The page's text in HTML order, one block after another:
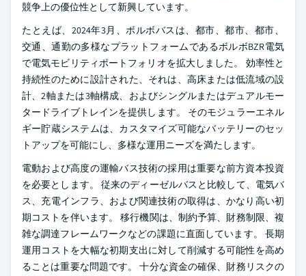
競争上の優位性として新興しています。
たとえば、2024年3月、ボルボバスは、都市、都市、都市、
交通、通勤の多様なプラットフォームであるボルボBZR電気
で電気モビリティポートフォリオを拡大しました。 効率性と
持続性のために設計された、それは、高床または低流域の設
計、2軸または3軸構成、およびシングルまたはデュアルモー
タードライブトレインを提供します。 そのモジュラーエネル
ギー貯蔵システムは、カスタマイズ可能なバッテリーのセッ
トアップを可能にし、多様な運用ニーズを満たします。
電動および高度の運輸バス技術の採用は重要な前方資本投資
を必要とします。 従来のディーゼルバスと比較して、電気バ
ス、充電インフラ、および関連技術の取得は、かなり高い初
期コストを伴います。 移行機関は、制約予算、財務制限、複
雑な調達フレームワークなどの課題に直面しています。 長期
運用コストを大幅な初期支出に対して削減する可能性を高め
ることは重要な問題です。 十分な資金の確保、財務リスクの